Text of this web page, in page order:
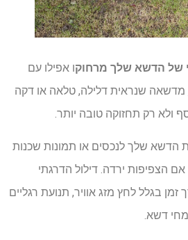
של הדשא שלך מרחוקו אפילו עם
מדשאה שנראית דלילה, טלאה או דקה
ולא רק תחזוקה טובה יותר.
הדשא שלך לנכסים או תמונות שכנות
הצפיפות ירדה. דילול הדרגתי
בגלל לחץ מזג אוויר, תנועת רגליים
דשא.